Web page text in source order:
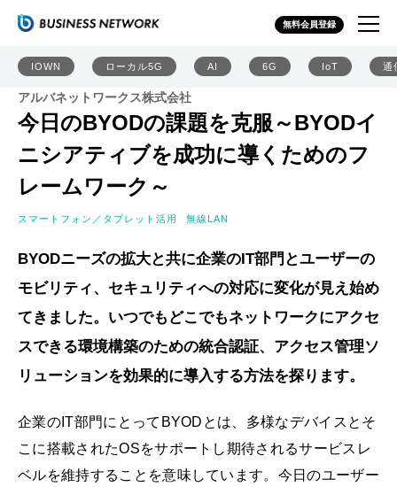
無料会員登録
IOWN ローカル5G AI 6G IoT 通
アルバネットワークス株式会社
今日のBYODの課題を克服～BYODイ
ニシアティブを成功に導くためのフ
レームワーク～
スマートフォン／タブレット活用 無線LAN
BYODニーズの拡大と共に企業のIT部門とユーザーの
モビリティ、セキュリティへの対応に変化が見え始め
てきました。いつでもどこでもネットワークにアクセ
スできる環境構築のための統合認証、アクセス管理ソ
リューションを効果的に導入する方法を探ります。
企業のIT部門にとってBYODとは、多様なデバイスとそ
こに搭載されたOSをサポートし期待されるサービスレ
ベルを維持することを意味しています。今日のユーザー